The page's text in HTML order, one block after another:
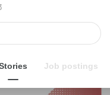
Job postings